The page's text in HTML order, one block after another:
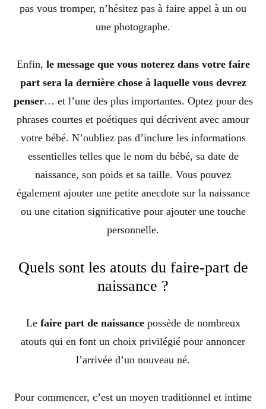
pas vous tromper, n’hésitez pas à faire appel à un ou
une photographe.
Enfin, le message que vous noterez dans votre faire
part sera la dernière chose à laquelle vous devrez
penser… et l’une des plus importantes. Optez pour des
phrases courtes et poétiques qui décrivent avec amour
votre bébé. N’oubliez pas d’inclure les informations
essentielles telles que le nom du bébé, sa date de
naissance, son poids et sa taille. Vous pouvez
également ajouter une petite anecdote sur la naissance
ou une citation significative pour ajouter une touche
personnelle.
Quels sont les atouts du faire-part de
naissance ?
Le faire part de naissancepossède de nombreux
atouts qui en font un choix privilégié pour annoncer
l’arrivée d’un nouveau né.
Pour commencer, c’est un moyen traditionnel et intime